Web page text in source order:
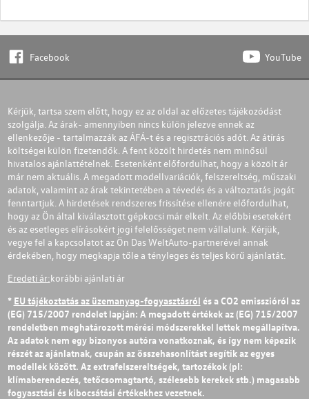
Facebook YouTube
Kérjük, tartsa szem előtt, hogy ez az oldal az előzetes tájékozódást
szolgálja. Az árak- amennyiben nincs külön jelezve ennek az
ellenkezője - tartalmazzák az ÁFÁ-t és a regisztrációs adót. Az átírás
költségei külön fizetendők. A fent közölt hirdetés nem minősül
hivatalos ajánlattételnek. Esetenként előfordulhat, hogy a közölt ár
már nem aktuális. A megadott modellvariációk, felszereltség, műszaki
adatok, valamint az árak tekintetében a tévedés és a változtatás jogát
fenntartjuk. A hirdetések rendszeres frissítése ellenére előfordulhat,
hogy az Ön által kiválasztott gépkocsi már elkelt. Az előbbi esetekért
és az esetleges elírásokért jogi felelősséget nem vállalunk. Kérjük,
vegye fel a kapcsolatot az Ön Das WeltAuto-partnerével annak
érdekében, hogy megkapja tőle a tényleges és teljes körű ajánlatát.
Eredeti ár:korábbi ajánlati ár
* EU tájékoztatás az üzemanyag-fogyasztásról és a CO2 emisszióról az
(EG) 715/2007 rendelet lapján: A megadott értékek az (EG) 715/2007
rendeletben meghatározott mérési módszerekkel lettek megállapítva.
Az adatok nem egy bizonyos autóra vonatkoznak, és így nem képezik
részét az ajánlatnak, csupán az összehasonlítást segítik az egyes
modellek között. Az extrafelszereltségek, tartozékok (pl:
klímaberendezés, tetőcsomagtartó, szélesebb kerekek stb.) magasabb
fogyasztási és kibocsátási értékekhez vezetnek.